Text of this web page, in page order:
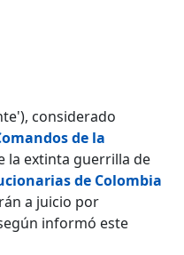
considerado
de la
la extinta guerrilla de
de Colombia
a juicio por
informó este